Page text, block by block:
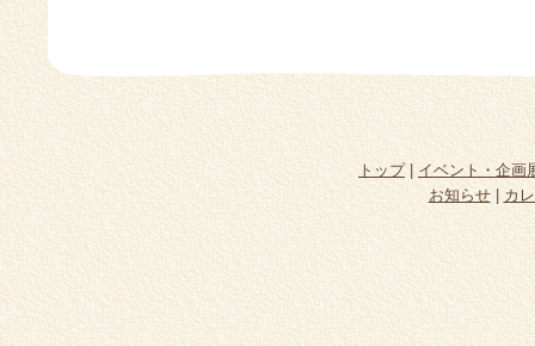
トップ|イベント・企画
お知らせ|カ